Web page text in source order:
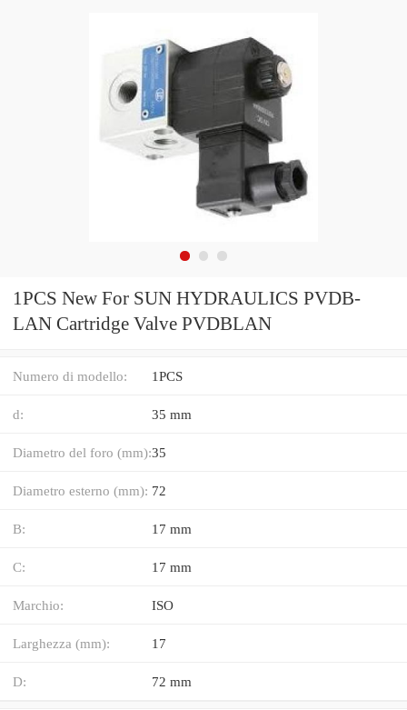
1PCS New For SUN HYDRAULICS PVDB-
LAN Cartridge Valve PVDBLAN
Numero di modello: 1PCS
d: 35 mm
Diametro del foro (mm):35
Diametro esterno (mm): 72
B: 17 mm
C: 17 mm
Marchio: ISO
Larghezza (mm): 17
D: 72 mm